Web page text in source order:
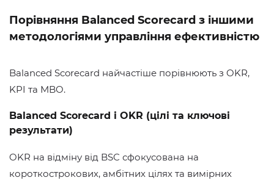
Порівняння Balanced Scorecard з іншими
методологіями управління ефективністю
Balanced Scorecard найчастіше порівнюють з OKR,
KPI та MBO.
Balanced Scorecard і OKR (цілі та ключові
результати)
OKR на відміну від BSC сфокусована на
короткострокових, амбітних цілях та вимірних